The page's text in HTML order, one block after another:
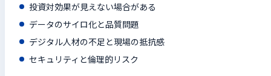
投資対効果が見えない場合がある
データのサイロ化と品質問題
デジタル人材の不足と現場の抵抗感
セキュリティと倫理的リスク